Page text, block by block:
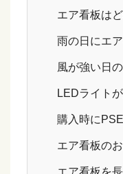
エア看板は
雨の日にエ
風が強い日
LEDライト
購入時に
エア看板の